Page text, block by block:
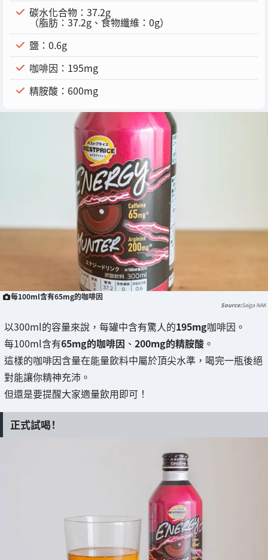
碳水化合物：37.2g
（脂肪：37.2g、食物纖維：0g）
鹽：0.6g
咖啡因：195mg
精胺酸：600mg
每100ml含有65mg的咖啡因
Saiga NAK
以300ml的容量來說，每罐中含有驚人的195mg咖啡因。
每100ml含有65mg的咖啡因 、 200mg的精胺酸 。
這樣的咖啡因含量在能量飲料中屬於頂尖水準，喝完一瓶後絕
對能讓你精神充沛。
但還是要提醒大家適量飲用即可！
正式試喝！